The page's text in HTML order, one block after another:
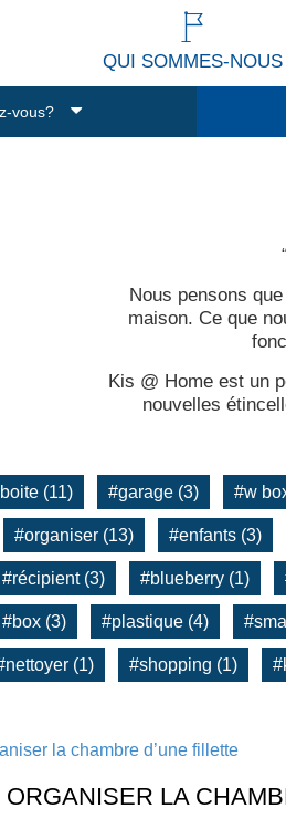
QUI SOMMES-NOUS
vous?
Pièce
Nous pensons
maison. Ce que
Kis @ Home est un
nouvelles
(11) #garage (3) #w
#organiser (13) #enfants (3)
#récipient (3) #blueberry (1)
#box (3) #plastique (4)
(1) #shopping (1)
LA